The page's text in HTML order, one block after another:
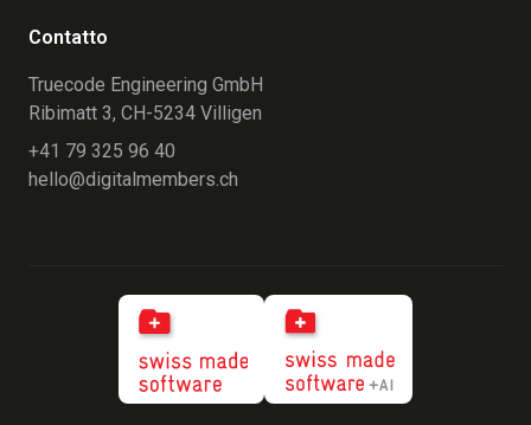
Contatto
Truecode Engineering GmbH
Ribimatt 3, CH-5234 Villigen
+41 79 325 96 40
hello@digitalmembers.ch